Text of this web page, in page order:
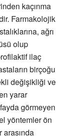
kaçınma
Farmakolojik
ağrı
olup
ilaç
birçoğu
değişikliği ve
yarar
görmeyen
yöntemler ön
arasında